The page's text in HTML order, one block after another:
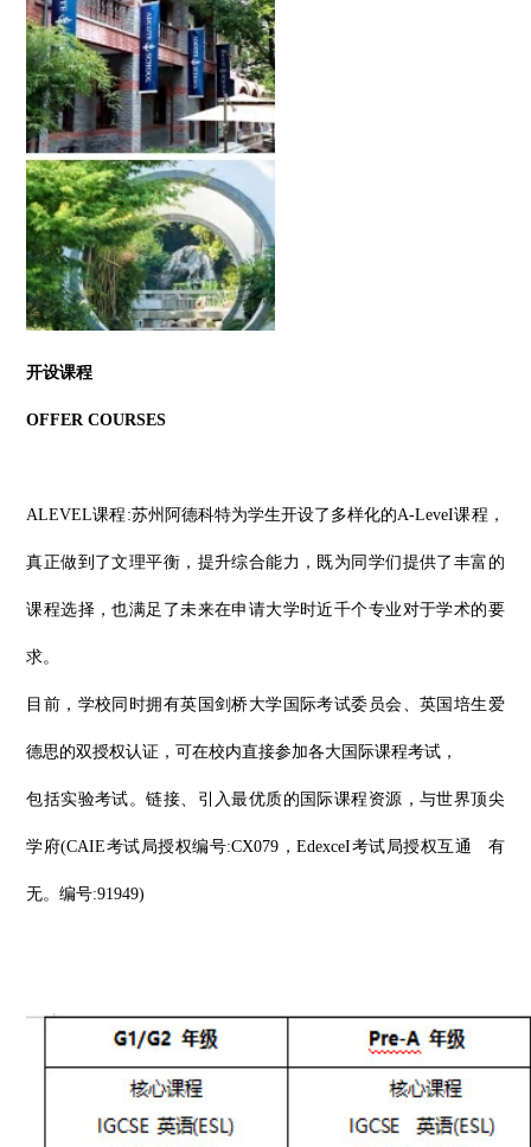
开设课程
OFFER COURSES
ALEVEL课程:苏州阿德科特为学生开设了多样化的A-LeveI课程，
真正做到了文理平衡，提升综合能力，既为同学们提供了丰富的
课程选择，也满足了未来在申请大学时近千个专业对于学术的要
求。
目前，学校同时拥有英国剑桥大学国际考试委员会、英国培生爱
德思的双授权认证，可在校内直接参加各大国际课程考试，
包括实验考试。链接、引入最优质的国际课程资源，与世界顶尖
学府(CAIE考试局授权编号:CX079，EdexceI考试局授权互通 有
无。编号:91949)